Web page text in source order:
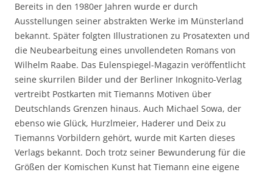
Bereits in den 1980er Jahren wurde er durch
Ausstellungen seiner abstrakten Werke im Münsterland
bekannt. Später folgten Illustrationen zu Prosatexten und
die Neubearbeitung eines unvollendeten Romans von
Wilhelm Raabe. Das Eulenspiegel-Magazin veröffentlicht
seine skurrilen Bilder und der Berliner Inkognito-Verlag
vertreibt Postkarten mit Tiemanns Motiven über
Deutschlands Grenzen hinaus. Auch Michael Sowa, der
ebenso wie Glück, Hurzlmeier, Haderer und Deix zu
Tiemanns Vorbildern gehört, wurde mit Karten dieses
Verlags bekannt. Doch trotz seiner Bewunderung für die
Größen der Komischen Kunst hat Tiemann eine eigene